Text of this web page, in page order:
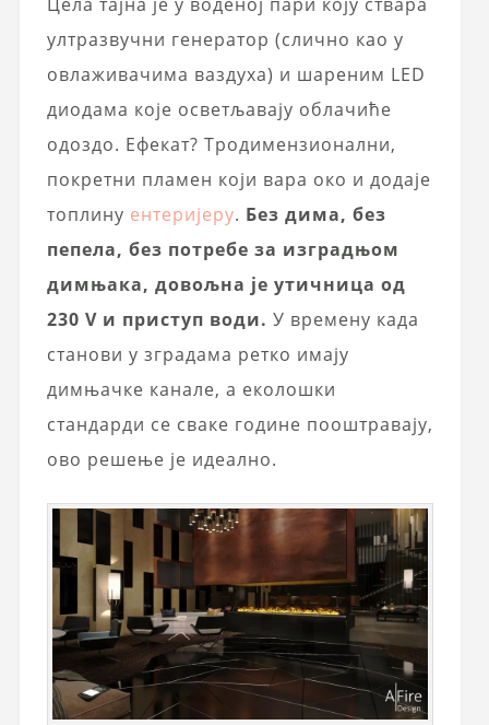
ултразвучни генератор (слично као у
овлаживачима ваздуха) и шареним LED
диодама које осветљавају облачиће
одоздо. Ефекат? Тродимензионални,
покретни пламен који вара око и додаје
топлину ентеријеру. Без дима, без
пепела, без потребе за изградњом
димњака, довољна је утичница од
230 V и приступ води. У времену када
станови у зградама ретко имају
димњачке канале, а еколошки
стандарди се сваке године пооштравају,
ово решење је идеално.